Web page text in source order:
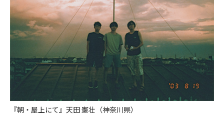
『朝・屋上にて』天田 憲壮（神奈川県）